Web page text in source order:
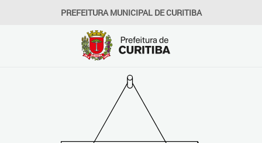
PREFEITURA MUNICIPAL DE CURITIBA